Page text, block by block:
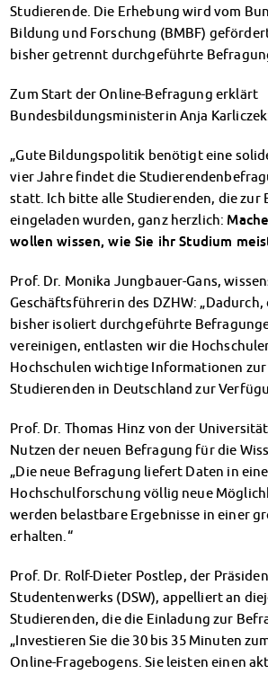
AnsprechpartnerInnen
Soziales & Beratung
Sozialberatung
Rückerstattung Semesterbeitrag
PsychoSoziale Beratung
Kursangebote
Anmeldung Sonderveranstaltungen
Rechtsberatung
Chatberatung
FAQs Soziales & Beratung
AnsprechpartnerInnen
Kultur & Internationales
Beratung für Internationals
Wohnen für Internationals
IKUS und InterKultiTreff
Kulturförderung
Magdeburger Studierendentage
AnsprechpartnerInnen
Kinderbetreuung
Kita CampusKids
Voranmeldung KiTa-Platz
Anmeldung
Nutzungsbedingungen
AnsprechpartnerInnen
Über uns
Infopoints & Beratungscenter
Studierende. Die Erhebung wird vom
Bildung und Forschung (BMBF)
bisher getrennt durchgeführte
Zum Start der Online-Befragung erklärt
Bundesbildungsministerin Anja
„Gute Bildungspolitik benötigt eine
vier Jahre findet die
statt. Ich bitte alle Studierenden, die zur
eingeladen wurden, ganz herzlich:
wollen wissen, wie Sie ihr Studium
Prof. Dr. Monika Jungbauer-Gans,
Geschäftsführerin des DZHW:
bisher isoliert durchgeführte
vereinigen, entlasten wir die
Hochschulen wichtige Informationen
Studierenden in Deutschland zur
Prof. Dr. Thomas Hinz von der
Nutzen der neuen Befragung für die
„Die neue Befragung liefert Daten in
Hochschulforschung völlig neue
werden belastbare Ergebnisse in einer
erhalten.“
Prof. Dr. Rolf-Dieter Postlep, der
Studentenwerks (DSW), appelliert an
Studierenden, die die Einladung zur
„Investieren Sie die 30 bis 35 Minuten
Online-Fragebogens. Sie leisten einen